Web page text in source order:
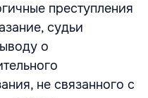
преступления
судьи
о
не связанного с